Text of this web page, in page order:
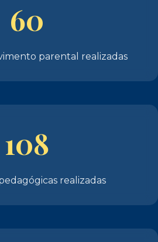
60
parental realizadas
108
realizadas